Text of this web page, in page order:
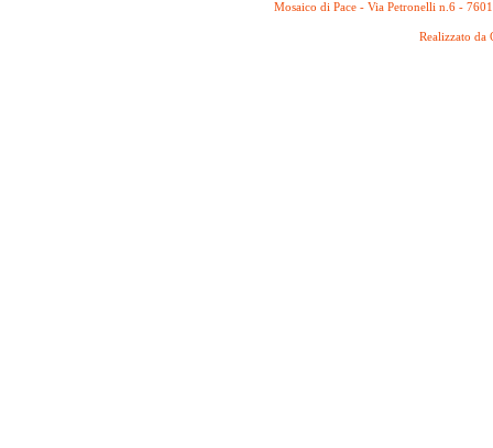
Mosaico di Pace - Via Petronelli n.6 -
Realizzato